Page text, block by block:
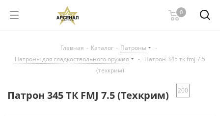
0
Главная - Каталог - Патроны
-
Патроны для гладкоствольного оружия
- Патрон 345 тк fmj 7.5
(техкрим)
Патрон 345 ТК FMJ 7.5 (Техкрим) 200